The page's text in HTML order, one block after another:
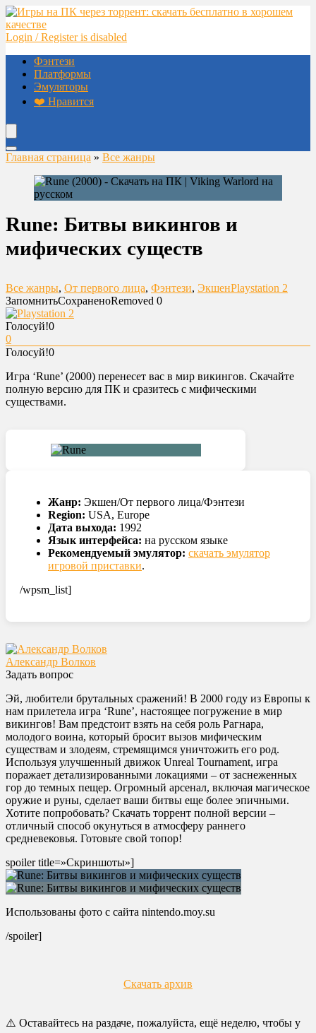
Login / Register is disabled
Фэнтези
Платформы
Эмуляторы
❤️ Нравится
Главная страница » Все жанры
Rune: Битвы викингов и
мифических существ
Все жанры, От первого лица, Фэнтези, ЭкшенPlaystation 2
ЗапомнитьСохраненоRemoved 0
Голосуй!0
0
Голосуй!0
Игра ‘Rune’ (2000) перенесет вас в мир викингов. Скачайте
полную версию для ПК и сразитесь с мифическими
существами.
Жанр: Экшен/От первого лица/Фэнтези
Region: USA, Europe
Дата выхода: 1992
Язык интерфейса: на русском языке
Рекомендуемый эмулятор: скачать эмулятор
игровой приставки.
/wpsm_list]
Александр Волков
Задать вопрос
Эй, любители брутальных сражений! В 2000 году из Европы к
нам прилетела игра ‘Rune’, настоящее погружение в мир
викингов! Вам предстоит взять на себя роль Рагнара,
молодого воина, который бросит вызов мифическим
существам и злодеям, стремящимся уничтожить его род.
Используя улучшенный движок Unreal Tournament, игра
поражает детализированными локациями – от заснеженных
гор до темных пещер. Огромный арсенал, включая магическое
оружие и руны, сделает ваши битвы еще более эпичными.
Хотите попробовать? Скачать торрент полной версии –
отличный способ окунуться в атмосферу раннего
средневековья. Готовьте свой топор!
spoiler title=»Скриншоты»]
Использованы фото с сайта nintendo.moy.su
/spoiler]
Скачать архив
⚠️ Оставайтесь на раздаче, пожалуйста, ещё неделю, чтобы у